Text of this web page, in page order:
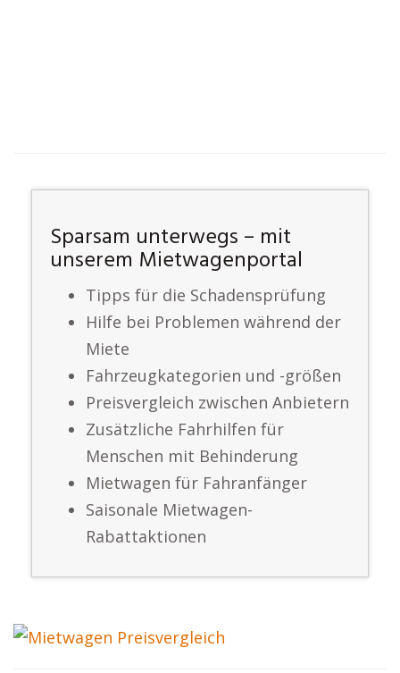
Sparsam unterwegs – mit
unserem Mietwagenportal
Tipps für die Schadensprüfung
Hilfe bei Problemen während der
Miete
Fahrzeugkategorien und -größen
Preisvergleich zwischen Anbietern
Zusätzliche Fahrhilfen für
Menschen mit Behinderung
Mietwagen für Fahranfänger
Saisonale Mietwagen-
Rabattaktionen